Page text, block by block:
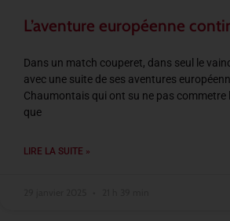
L’aventure européenne
Dans un match couperet, dans seul le
avec une suite de ses aventures
Chaumontais qui ont su ne pas commetre
que
LIRE LA SUITE »